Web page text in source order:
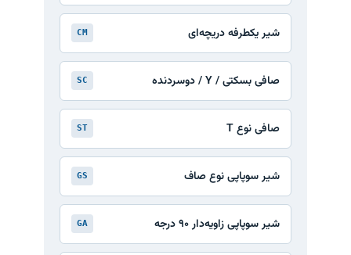
شیر یکطرفه دریچه‌ای CM
صافی بسکتی / Y / دوسردنده SC
صافی نوع T ST
شیر سوپاپی نوع صاف GS
شیر سوپاپی زاویه‌دار ۹۰ درجه GA